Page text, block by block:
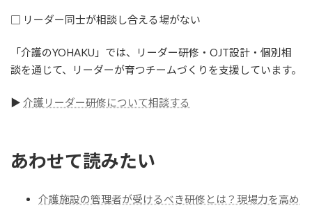
□ リーダー同士が相談し合える場がない
「介護のYOHAKU」では、リーダー研修・OJT設計・個別相
談を通じて、リーダーが育つチームづくりを支援しています。
▶ 介護リーダー研修について相談する
あわせて読みたい
介護施設の管理者が受けるべき研修とは？現場力を高め